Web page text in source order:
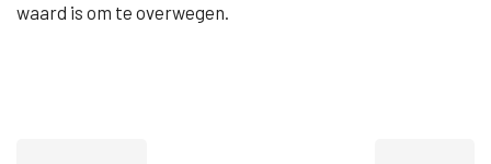
waard is om te overwegen.